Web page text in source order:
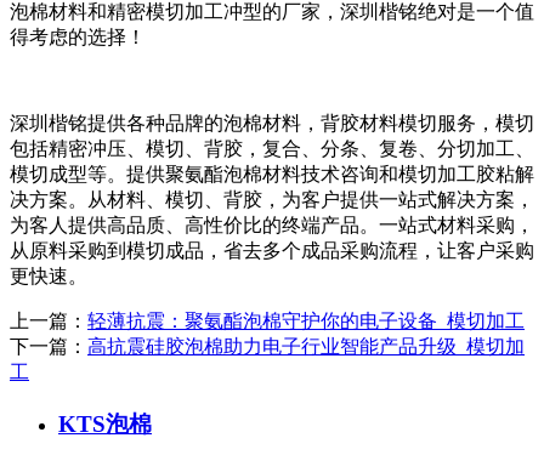
泡棉材料和精密模切加工冲型的厂家，深圳楷铭绝对是一个值
得考虑的选择！
深圳楷铭提供各种品牌的泡棉材料，背胶材料模切服务，模切
包括精密冲压、模切、背胶，复合、分条、复卷、分切加工、
模切成型等。提供聚氨酯泡棉材料技术咨询和模切加工胶粘解
决方案。从材料、模切、背胶，为客户提供一站式解决方案，
为客人提供高品质、高性价比的终端产品。一站式材料采购，
从原料采购到模切成品，省去多个成品采购流程，让客户采购
更快速。
上一篇： 轻薄抗震：聚氨酯泡棉守护你的电子设备_模切加工
下一篇： 高抗震硅胶泡棉助力电子行业智能产品升级_模切加
工
KTS泡棉